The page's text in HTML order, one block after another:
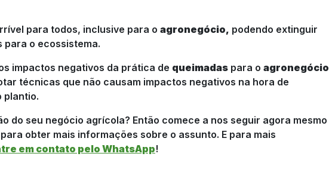
para todos, inclusive para o agronegócio, podendo extinguir
o ecossistema.
impactos negativos da prática de queimadas para o agronegócio
técnicas que não causam impactos negativos na hora de
plantio.
do seu negócio agrícola? Então comece a nos seguir agora mesmo
para obter mais informações sobre o assunto. E para mais
em contato pelo WhatsApp!